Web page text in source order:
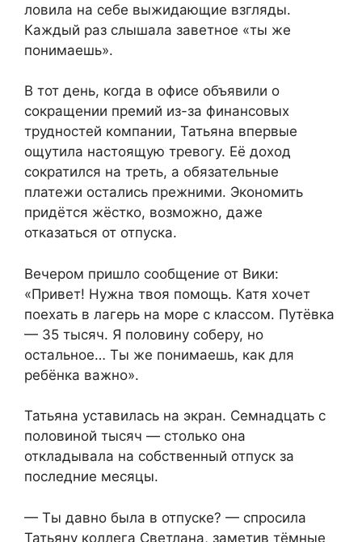
ловила на себе выжидающие взгляды.
Каждый раз слышала заветное «ты же
понимаешь».
В тот день, когда в офисе объявили о
сокращении премий из-за финансовых
трудностей компании, Татьяна впервые
ощутила настоящую тревогу. Её доход
сократился на треть, а обязательные
платежи остались прежними. Экономить
придётся жёстко, возможно, даже
отказаться от отпуска.
Вечером пришло сообщение от Вики:
«Привет! Нужна твоя помощь. Катя хочет
поехать в лагерь на море с классом. Путёвка
— 35 тысяч. Я половину соберу, но
остальное… Ты же понимаешь, как для
ребёнка важно».
Татьяна уставилась на экран. Семнадцать с
половиной тысяч — столько она
откладывала на собственный отпуск за
последние месяцы.
— Ты давно была в отпуске? — спросила
Татьяну коллега Светлана, заметив тёмные